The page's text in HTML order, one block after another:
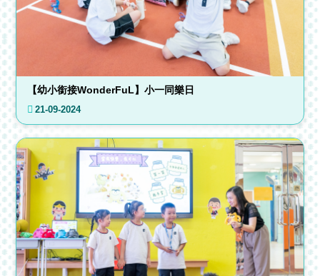
【幼小銜接WonderFuL】小一同樂日
21-09-2024